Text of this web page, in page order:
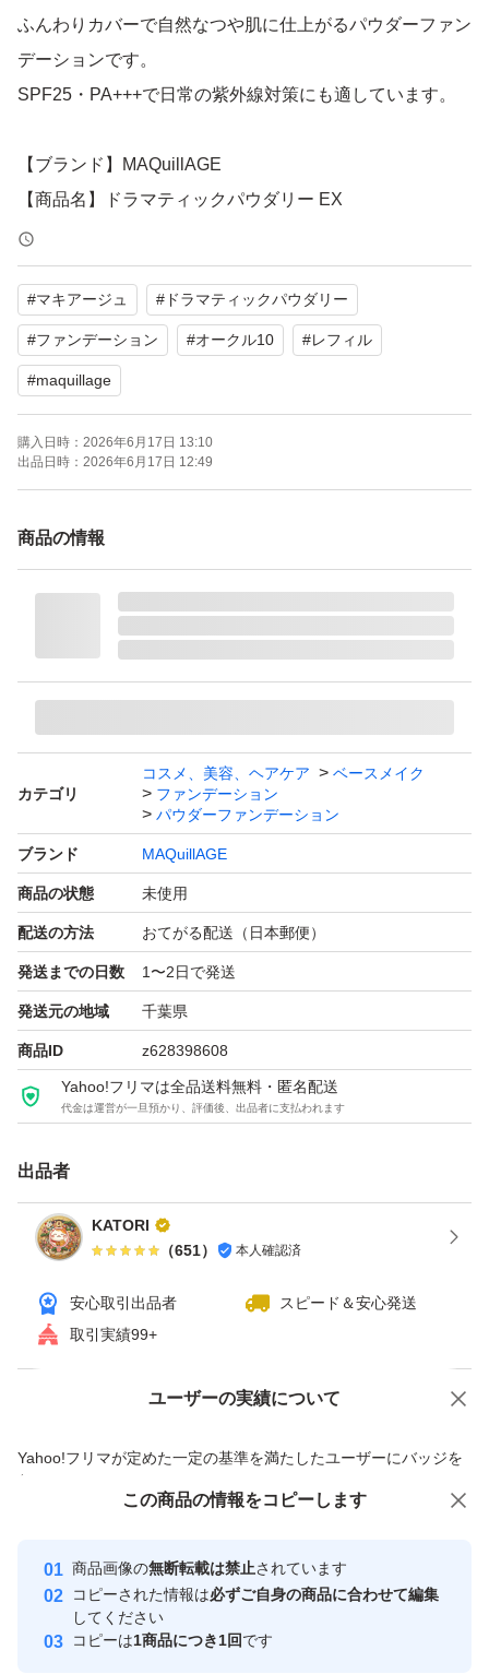
ふんわりカバーで自然なつや肌に仕上がるパウダーファン
デーションです。
SPF25・PA+++で日常の紫外線対策にも適しています。
【ブランド】MAQuillAGE
【商品名】ドラマティックパウダリー EX
【カラー】オークル10
【タイプ】パウダーファンデーション（レフィル）
【状態】未使用
よろしくお願いいたします。
#マキアージュ # ドラマティックパウダリー
#ファンデーション #オークル10 #レフィル
#maquillage
購入日時： 2026年6月17日 13:10
出品日時： 2026年6月17日 12:49
商品の情報
カテゴリ
コスメ、美容、ヘアケア
ベースメイク
ファンデーション
パウダーファンデーション
ブランド MAQuillAGE
商品の状態 未使用
配送の方法 おてがる配送（日本郵便）
発送までの日数 1〜2日で発送
発送元の地域 千葉県
商品ID z628398608
Yahoo!フリマは全品送料無料・匿名配送
代金は運営が一旦預かり、評価後、出品者に支払われます
出品者
KATORI
（651） 本人確認済
安心取引出品者
スピード＆安心発送
取引実績99+
ユーザーの実績について
Yahoo!フリマが定めた一定の基準を満たしたユーザーにバッジを
付与しています
安心取引出品者
心・安全なユーザーです
取引実績
価格の相談 商品への質問
この商品の情報をコピーします
商品画像の無断転載は禁止されています
コピーされた情報は必ずご自身の商品に合わせて編集
してください
コピーは1商品につき1回です
この商品をみている人にオススメ